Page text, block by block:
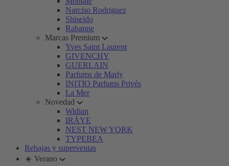
Narciso Rodriguez
Shiseido
Rabanne
Marcas Premium
Yves Saint Laurent
GIVENCHY
GUERLAIN
Parfums de Marly
INITIO Parfums Privés
La Mer
Novedad
Widian
IRÄYE
NEST NEW YORK
TYPEBEA
Rebajas y superventas
☀️ Verano